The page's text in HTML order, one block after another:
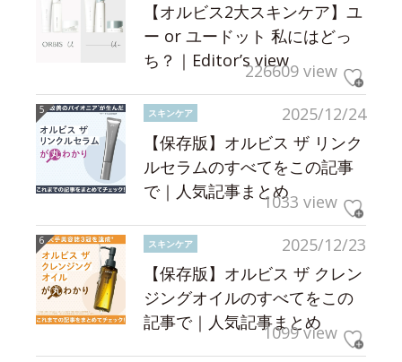
【オルビス2大スキンケア】ユ
ー or ユードット 私にはどっ
ち？｜Editor’s view226609 view
2025/12/24
スキンケア
【保存版】オルビス ザ リンク
ルセラムのすべてをこの記事
で｜人気記事まとめ1033 view
2025/12/23
スキンケア
【保存版】オルビス ザ クレン
ジングオイルのすべてをこの
記事で｜人気記事まとめ
1099 view